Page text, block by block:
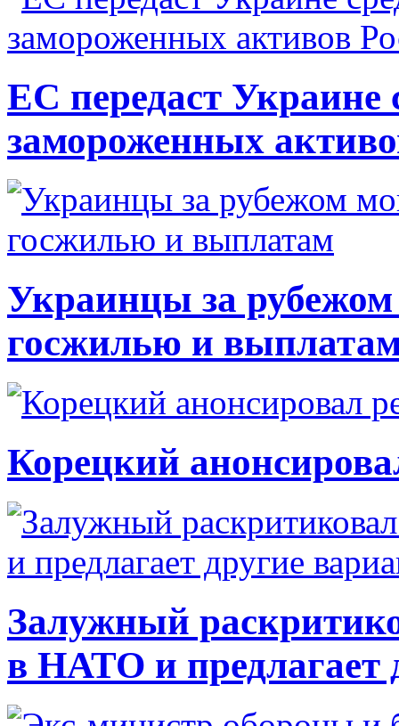
ЕС передаст Украине
замороженных
Украинцы за рубежом
госжилью и
Корецкий
Залужный
в НАТО и предлагает